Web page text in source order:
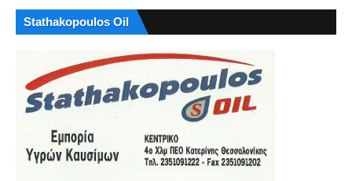
Stathakopoulos Oil